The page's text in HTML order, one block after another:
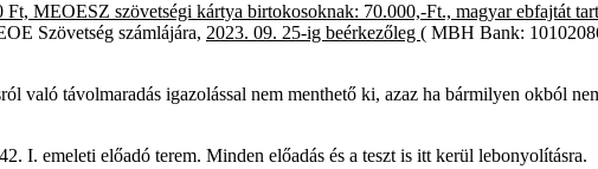
MEOESZ szövetségi kártya birtokosoknak: 70.000,-Ft., magyar ebfajtát
Szövetség számlájára, 2023. 09. 25-ig beérkezőleg ( MBH Bank:
való távolmaradás igazolással nem menthető ki, azaz ha bármilyen okból
I. emeleti előadó terem. Minden előadás és a teszt is itt kerül lebonyolításra.